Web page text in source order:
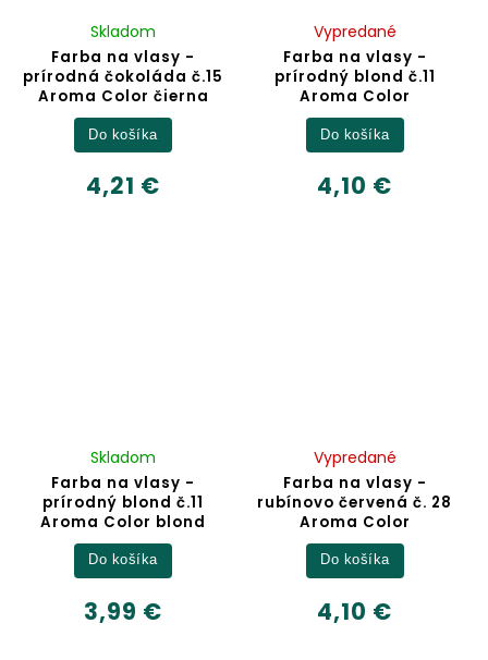
Farba na vlasy -
prírodná čokoláda č.15
Aroma Color čierna
Skladom
4,21 €
Do košíka
Farba na vlasy -
prírodný blond č.11
Aroma Color
Vypredané
4,10 €
Do košíka
Farba na vlasy -
prírodný blond č.11
Aroma Color blond
Skladom
3,99 €
Do košíka
Farba na vlasy -
rubínovo červená č. 28
Aroma Color
Vypredané
4,10 €
Do košíka